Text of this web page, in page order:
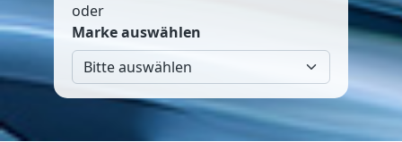
oder
Marke auswählen